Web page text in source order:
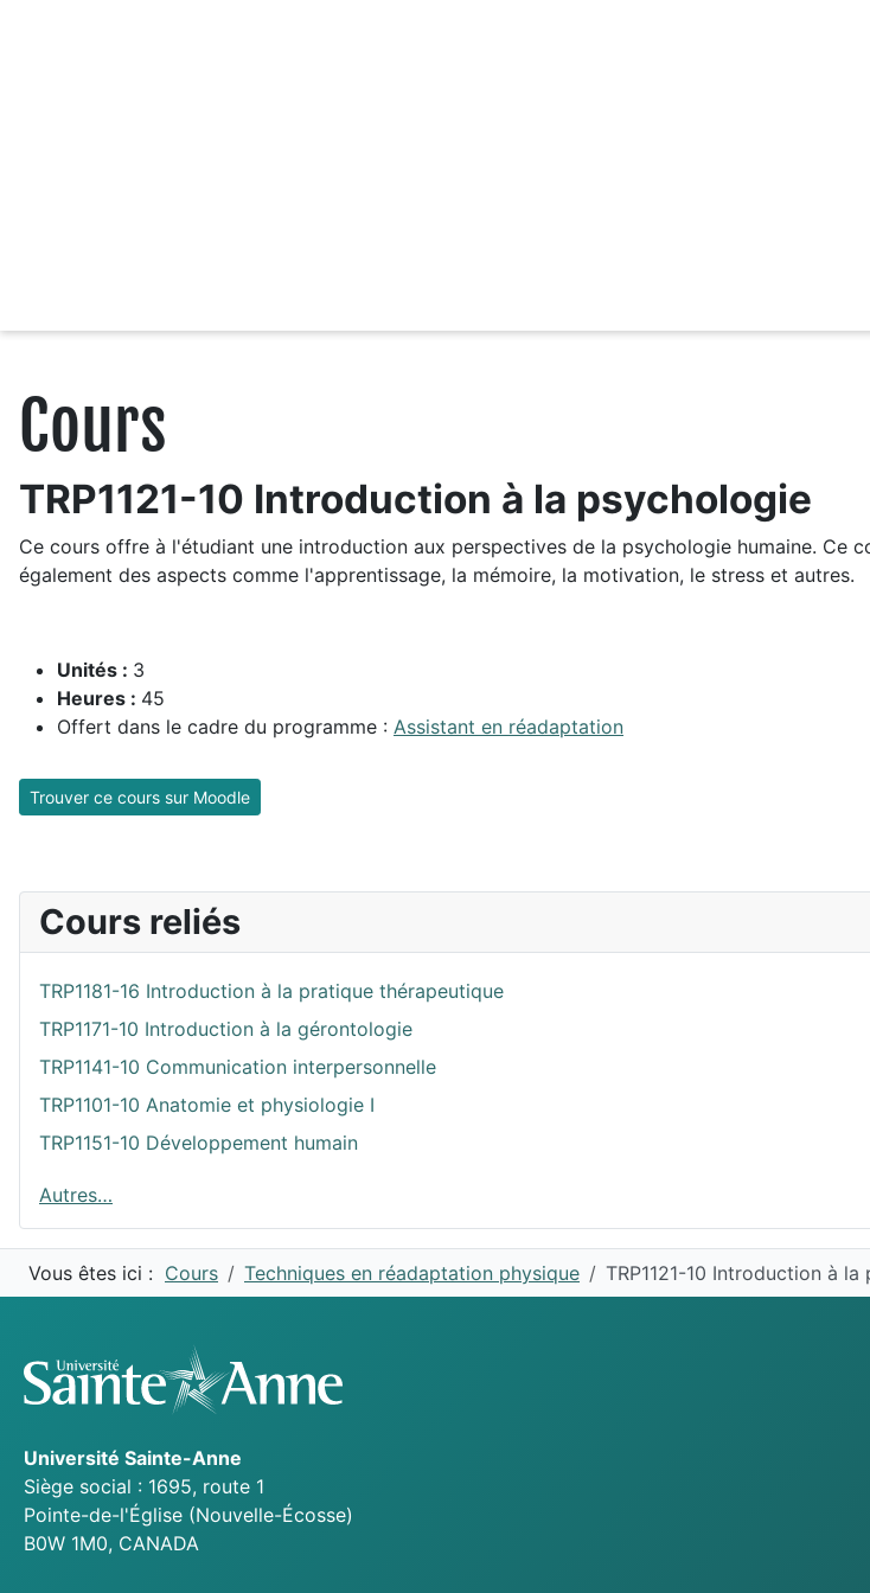
Cours
TRP1121-10 Introduction à la psychologie
Ce cours offre à l'étudiant une introduction aux perspectives de la psychologie humaine. Ce
également des aspects comme l'apprentissage, la mémoire, la motivation, le stress et autres.
Unités : 3
Heures : 45
Offert dans le cadre du programme : Assistant en réadaptation
Trouver ce cours sur Moodle
Cours reliés
TRP1181-16 Introduction à la pratique thérapeutique
TRP1171-10 Introduction à la gérontologie
TRP1141-10 Communication interpersonnelle
TRP1101-10 Anatomie et physiologie I
TRP1151-10 Développement humain
Autres…
Vous êtes ici : Cours Techniques en réadaptation physique TRP1121-10 Introduction à
Université Sainte-Anne
Siège social : 1695, route 1
Pointe-de-l'Église (Nouvelle-Écosse)
B0W 1M0, CANADA